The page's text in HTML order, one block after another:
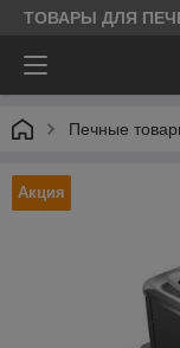
ТОВАРЫ ДЛЯ
Печные
Акция